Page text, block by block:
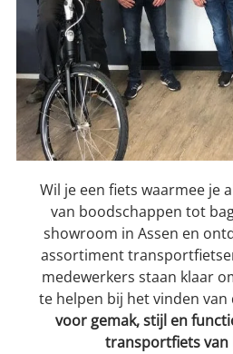
Wil je een fiets waarmee je
van boodschappen tot
showroom in Assen en
assortiment
medewerkers staan klaar
te helpen bij het vinden van
voor gemak, stijl en
transportfiets van